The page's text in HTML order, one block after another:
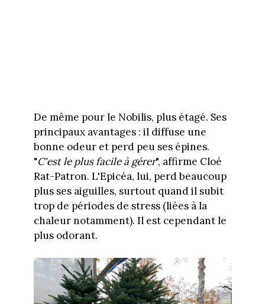
De même pour le Nobilis, plus étagé. Ses
principaux avantages : il diffuse une
bonne odeur et perd peu ses épines.
"C'est le plus facile à gérer", affirme Cloé
Rat-Patron. L'Epicéa, lui, perd beaucoup
plus ses aiguilles, surtout quand il subit
trop de périodes de stress (liées à la
chaleur notamment). Il est cependant le
plus odorant.